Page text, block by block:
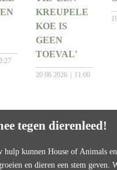
KREUPELE
KOE IS
GEEN
TOEVAL'
20 06 2026 11:00
tegen dierenleed!
hulp kunnen House of Animals
en dieren een stem geven.